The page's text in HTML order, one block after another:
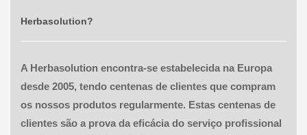
Herbasolution?
A Herbasolution encontra-se estabelecida na Europa
desde 2005, tendo centenas de clientes que compram
os nossos produtos regularmente. Estas centenas de
clientes são a prova da eficácia do serviço profissional